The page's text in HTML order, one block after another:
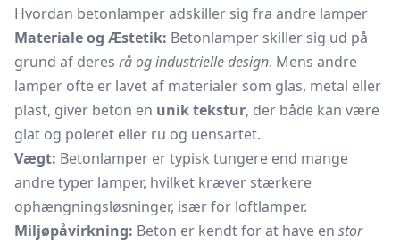
Hvordan betonlamper adskiller sig fra andre lamper
Materiale og Æstetik: Betonlamper skiller sig ud på
grund af deres rå og industrielle design. Mens andre
lamper ofte er lavet af materialer som glas, metal eller
plast, giver beton en unik tekstur, der både kan være
glat og poleret eller ru og uensartet.
Vægt: Betonlamper er typisk tungere end mange
andre typer lamper, hvilket kræver stærkere
ophængningsløsninger, især for loftlamper.
Miljøpåvirkning: Beton er kendt for at have en stor